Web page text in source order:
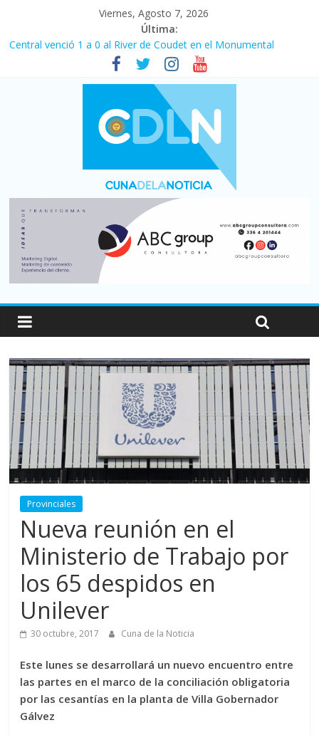
Viernes, Agosto 7, 2026
Última:
Central venció 1 a 0 al River de Coudet en el Monumental
La morosidad alcanzó su nivel más alto en dos décadas y ya
afecta a 400 mil deudores en Santa Fe
Desde que asumió Milei cerraron 41.000 kioscos: el sector
denuncia crisis como en 2001
Vacaciones de invierno con más movimiento y consumo
turístico: 4,6 millones de personas viajaron por el país, un 5,9%
Fuerte caída de la venta de autos usados en julio: bajó un 12,6%
Provinciales
Nueva reunión en el
Ministerio de Trabajo por
los 65 despidos en
Unilever
30 octubre, 2017 Cuna de la Noticia
Este lunes se desarrollará un nuevo encuentro entre
las partes en el marco de la conciliación obligatoria
por las cesantías en la planta de Villa Gobernador
Gálvez